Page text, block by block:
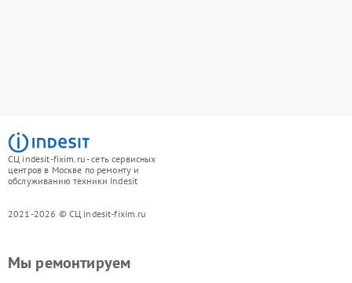
СЦ indesit-fixim.ru - сеть сервисных
центров в Москве по ремонту и
обслуживанию техники Indesit
2021-2026 © СЦ indesit-fixim.ru
Мы ремонтируем